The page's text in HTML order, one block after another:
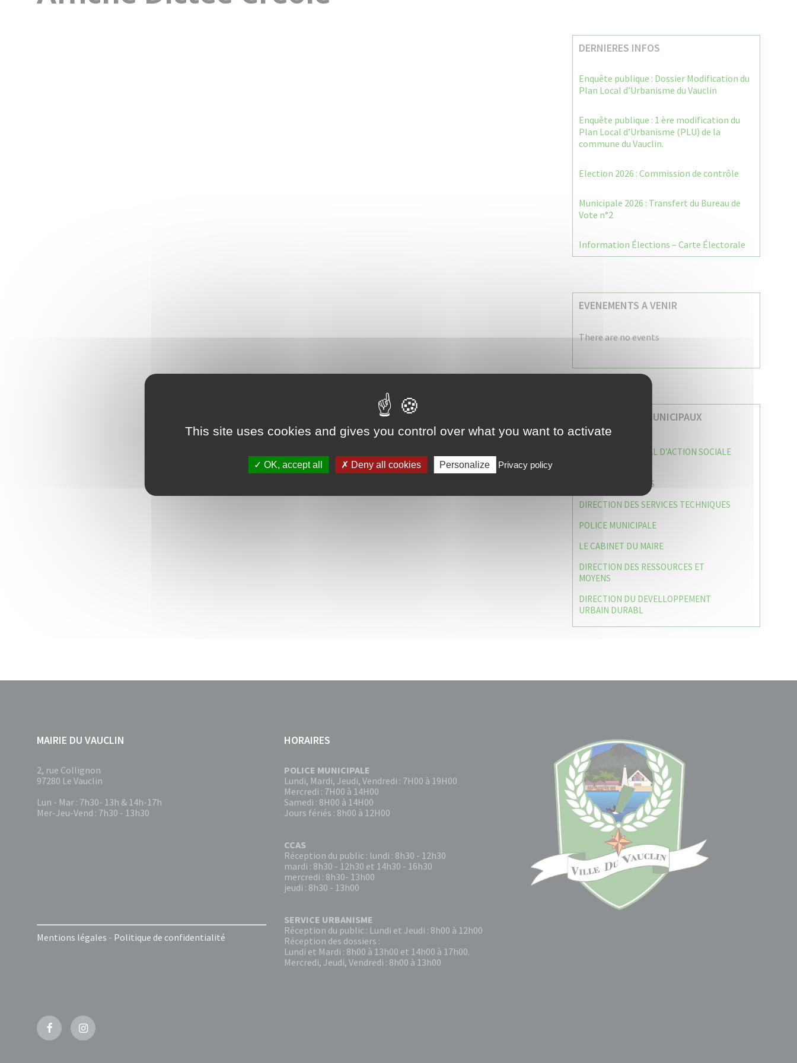
DERNIERES INFOS
Enquête publique : Dossier Modification du
Plan Local d’Urbanisme du Vauclin
Enquête publique : 1 ère modification du
Plan Local d’Urbanisme (PLU) de la
commune du Vauclin.
Election 2026 : Commission de contrôle
Municipale 2026 : Transfert du Bureau de
Vote n°2
Information Élections – Carte Électorale
EVENEMENTS A VENIR
There are no events
VOS SERVICES MUNICIPAUX
CENTRE COMMUNAL D’ACTION SOCIALE
CAISSE DES ÉCOLES
DIRECTION DES SERVICES TECHNIQUES
POLICE MUNICIPALE
LE CABINET DU MAIRE
DIRECTION DES RESSOURCES ET
MOYENS
DIRECTION DU DEVELLOPPEMENT
URBAIN DURABL
MAIRIE DU VAUCLIN
2, rue Collignon
97280 Le Vauclin
Lun - Mar : 7h30- 13h & 14h-17h
Mer-Jeu-Vend : 7h30 - 13h30
Mentions légales - Politique de confidentialité
HORAIRES
POLICE MUNICIPALE
Lundi, Mardi, Jeudi, Vendredi : 7H00 à 19H00
Mercredi : 7H00 à 14H00
Samedi : 8H00 à 14H00
Jours fériés : 8h00 à 12H00
CCAS
Réception du public : lundi : 8h30 - 12h30
mardi : 8h30 - 12h30 et 14h30 - 16h30
mercredi : 8h30- 13h00
jeudi : 8h30 - 13h00
SERVICE URBANISME
Réception du public : Lundi et Jeudi : 8h00 à 12h00
Réception des dossiers :
Lundi et Mardi : 8h00 à 13h00 et 14h00 à 17h00.
Mercredi, Jeudi, Vendredi : 8h00 à 13h00
FacebookInstagram
This site uses cookies and gives you control over what you want to activate
OK, accept all Deny all cookies Personalize Privacy policy